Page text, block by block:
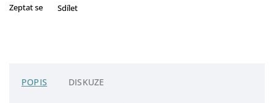
Zeptat se Sdílet
POPIS DISKUZE